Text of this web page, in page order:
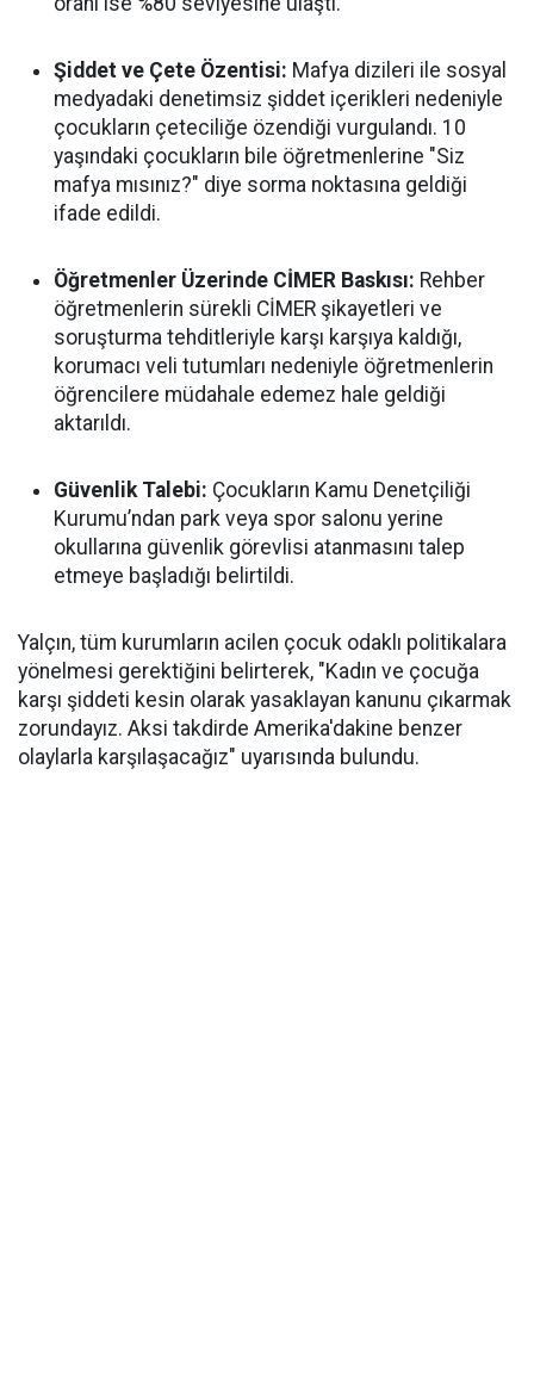
Şiddet ve Çete Özentisi: Mafya dizileri ile sosyal
medyadaki denetimsiz şiddet içerikleri nedeniyle
çocukların çeteciliğe özendiği vurgulandı. 10
yaşındaki çocukların bile öğretmenlerine "Siz
mafya mısınız?" diye sorma noktasına geldiği
ifade edildi.
Öğretmenler Üzerinde CİMER Baskısı: Rehber
öğretmenlerin sürekli CİMER şikayetleri ve
soruşturma tehditleriyle karşı karşıya kaldığı,
korumacı veli tutumları nedeniyle öğretmenlerin
öğrencilere müdahale edemez hale geldiği
aktarıldı.
Güvenlik Talebi: Çocukların Kamu Denetçiliği
Kurumu’ndan park veya spor salonu yerine
okullarına güvenlik görevlisi atanmasını talep
etmeye başladığı belirtildi.
Yalçın, tüm kurumların acilen çocuk odaklı politikalara
yönelmesi gerektiğini belirterek, "Kadın ve çocuğa
karşı şiddeti kesin olarak yasaklayan kanunu çıkarmak
zorundayız. Aksi takdirde Amerika'dakine benzer
olaylarla karşılaşacağız" uyarısında bulundu.